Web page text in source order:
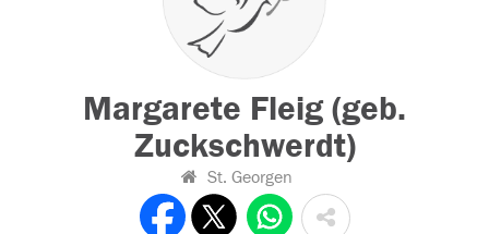
Margarete Fleig (geb.
Zuckschwerdt)
St. Georgen